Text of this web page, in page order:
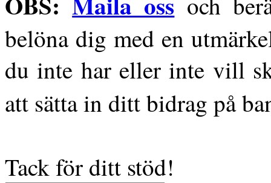
belöna dig med en
du inte har eller inte vill
att sätta in ditt bidrag på
Tack för ditt stöd!